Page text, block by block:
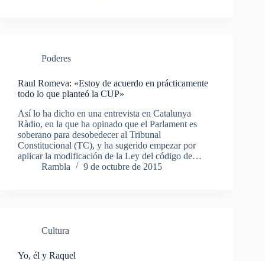
Poderes
Raul Romeva: «Estoy de acuerdo en prácticamente
todo lo que planteó la CUP»
Así lo ha dicho en una entrevista en Catalunya
Ràdio, en la que ha opinado que el Parlament es
soberano para desobedecer al Tribunal
Constitucional (TC), y ha sugerido empezar por
aplicar la modificación de la Ley del código de…
Rambla
9 de octubre de 2015
Cultura
Yo, él y Raquel